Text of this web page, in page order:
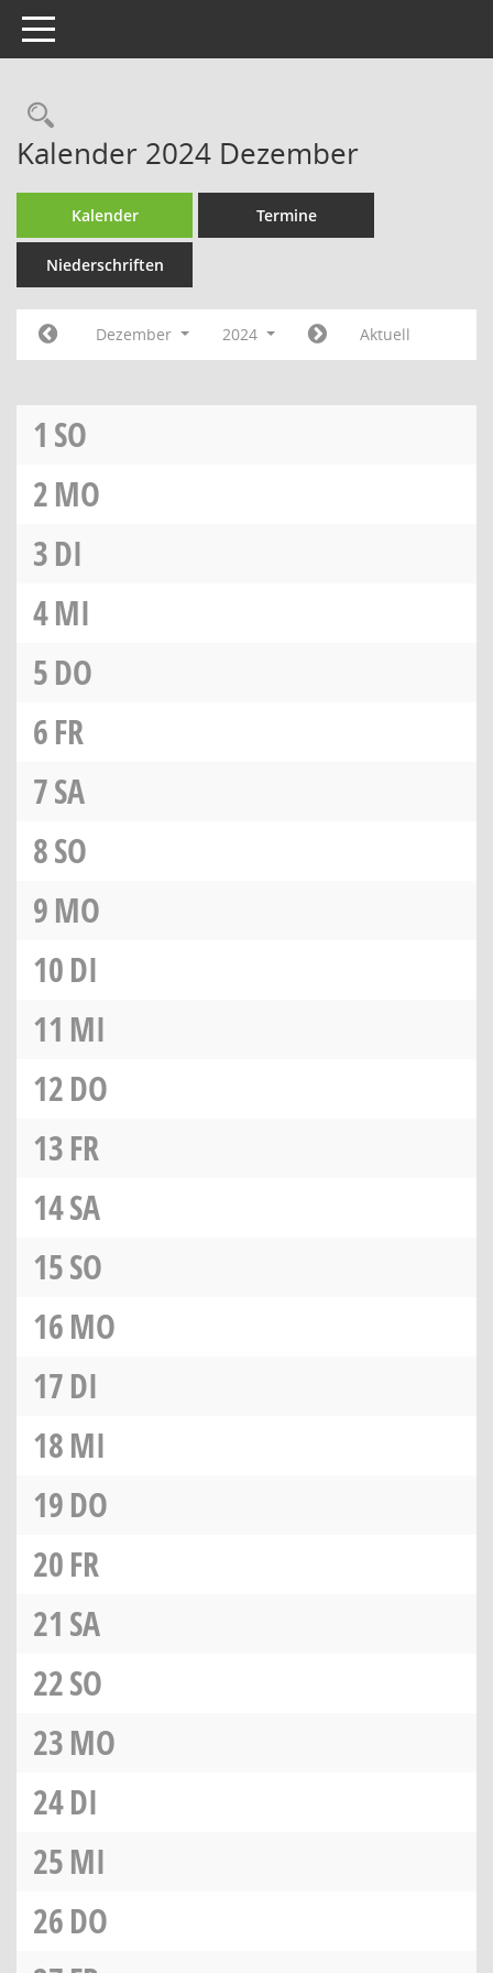
Toggle navigation
Rechercheauswahl
Kalender 2024 Dezember
Kalender Termine
Niederschriften
Dezember 2024 Aktuell
1 SO
2MO
3DI
4MI
5DO
6FR
7SA
8SO
9MO
10DI
11 MI
12DO
13FR
14SA
15SO
16MO
17DI
18MI
19DO
20FR
21 SA
22SO
23MO
24DI
25MI
26DO